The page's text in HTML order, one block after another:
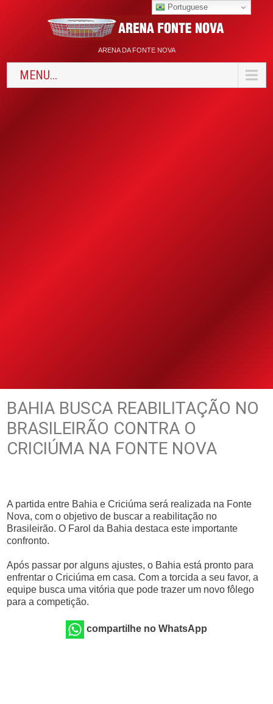
ARENA DA FONTE NOVA
MENU...
BAHIA BUSCA REABILITAÇÃO NO
BRASILEIRÃO CONTRA O
CRICIÚMA NA FONTE NOVA
A partida entre Bahia e Criciúma será realizada na Fonte
Nova, com o objetivo de buscar a reabilitação no
Brasileirão. O Farol da Bahia destaca este importante
confronto.
Após passar por alguns ajustes, o Bahia está pronto para
enfrentar o Criciúma em casa. Com a torcida a seu favor, a
equipe busca uma vitória que pode trazer um novo fôlego
para a competição.
compartilhe no WhatsApp
Portuguese